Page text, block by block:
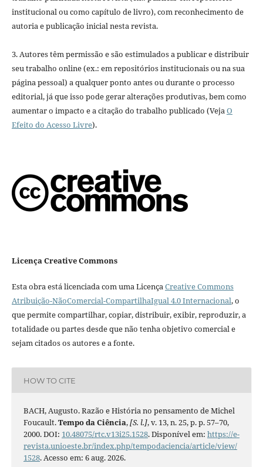
institucional ou como capítulo de livro), com reconhecimento de
autoria e publicação inicial nesta revista.
3. Autores têm permissão e são estimulados a publicar e distribuir
seu trabalho online (ex.: em repositórios institucionais ou na sua
página pessoal) a qualquer ponto antes ou durante o processo
editorial, já que isso pode gerar alterações produtivas, bem como
aumentar o impacto e a citação do trabalho publicado (VejaO
Efeito do Acesso Livre).
Licença Creative Commons
Esta obra está licenciada com uma LicençaCreative Commons
Atribuição-NãoComercial-CompartilhaIgual 4.0 Internacional, o
que permite compartilhar, copiar, distribuir, exibir, reproduzir, a
totalidade ou partes desde que não tenha objetivo comercial e
sejam citados os autores e a fonte.
HOW TO CITE
BACH, Augusto. Razão e História no pensamento de Michel
Foucault.Tempo da Ciência,[S. l.], v. 13, n. 25, p. p. 57–70,
2000. DOI: 10.48075/rtc.v13i25.1528. Disponível em: https://e-
revista.unioeste.br/index.php/tempodaciencia/article/view/
1528. Acesso em: 6 aug. 2026.